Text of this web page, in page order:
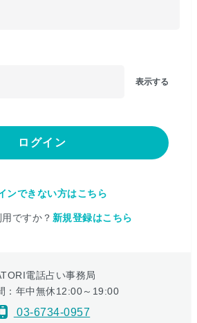
表示する
ログイン
ンできない方はこちら
ですか？ 新規登録はこちら
電話占い事務局
：年中無休12:00～19:00
03-6734-0957